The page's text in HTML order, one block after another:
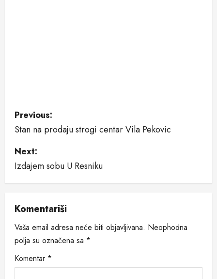
P
o
s
t
a
v
i
Previous:
Stan na prodaju strogi centar Vila Pekovic
Next:
Izdajem sobu U Resniku
Komentariši
Vaša email adresa neće biti objavljivana. Neophodna
polja su označena sa *
Komentar *